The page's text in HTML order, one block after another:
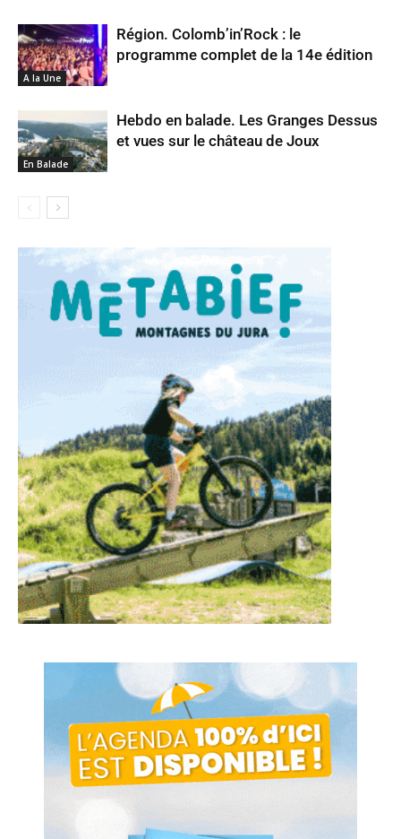
A la Une
Région. Colomb’in’Rock : le
programme complet de la 14e édition
En Balade
Hebdo en balade. Les Granges Dessus
et vues sur le château de Joux